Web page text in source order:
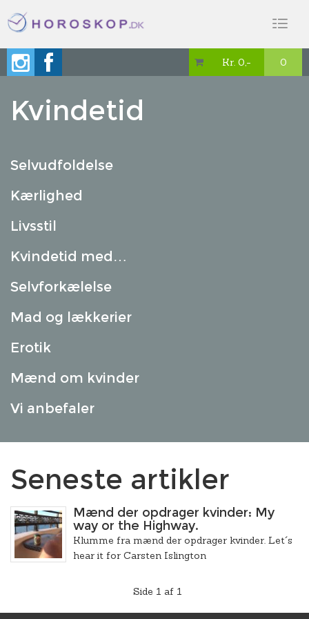
 Kr. 0,- 0
Kvindetid
Selvudfoldelse
Kærlighed
Livsstil
Kvindetid med…
Selvforkælelse
Mad og lækkerier
Erotik
Mænd om kvinder
Vi anbefaler
Seneste artikler
Mænd der opdrager kvinder: My
way or the Highway.
Klumme fra mænd der opdrager kvinder. Let´s
hear it for Carsten Islington
Side 1 af 1